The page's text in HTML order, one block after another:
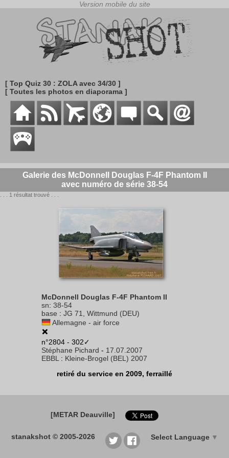
[ Top Quiz 30 : ZOLA avec 34/30 ]
[ Toutes les photos en diaporama ]
Galerie des McDonnell Douglas F-4F Phantom II
avec numéro de série 38-54
. . . 1 résultat trouvé . . .
McDonnell Douglas F-4F Phantom II
sn: 38-54
base : JG 71, Wittmund (DEU)
Allemagne - air force
n°2804 - 302✓
Stéphane Pichard - 17.07.2007
EBBL : Kleine-Brogel (BEL) 2007
retiré du service en 2009, ferraillé
[METAR Deauville]
stanakshot © 2005-2026 Select Language ▼